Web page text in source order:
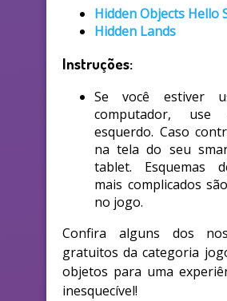
Hidden Objects Hello
Hidden Lands
Instruções:
Se você estiver
computador,
esquerdo. Caso
na tela do seu
tablet. Esquemas
mais complicados
no jogo.
Confira alguns dos
gratuitos da categoria
objetos para uma
inesquecível!